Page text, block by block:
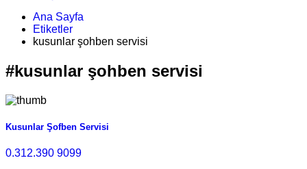
Ana Sayfa
Etiketler
kusunlar şohben servisi
#kusunlar şohben servisi
Kusunlar Şofben Servisi
0.312.390 9099